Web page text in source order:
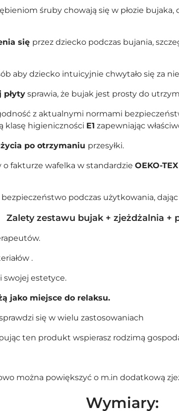
śruby chowają się w płozie
się przez dziecko podczas bujania,
aby dziecko intuicyjnie chwytało się za
płyty sprawia, że bujak jest prosty do
z aktualnymi normami
klasę higieniczności E1 zapewniając
po otrzymaniu przesyłki.
o fakturze wafelka w standardzie OEKO-
podczas użytkowania,
Zalety zestawu bujak + zjeżdżalnia +
.
estetyce.
jako miejsce do relaksu.
się w wielu zastosowaniach
ten produkt wspierasz rodzimą
można powiększyć o m.in dodatkową
Wymiary: